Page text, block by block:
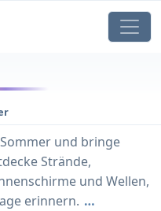
und bringe
Strände,
und Wellen,
erinnern. …